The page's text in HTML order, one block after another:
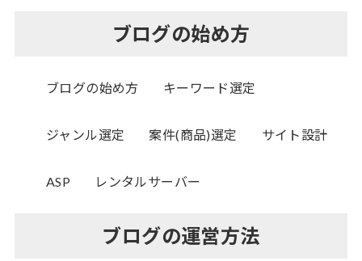
ブログの始め方
ブログの始め方 キーワード選定
ジャンル選定 案件(商品)選定 サイト設計
ASP レンタルサーバー
ブログの運営方法